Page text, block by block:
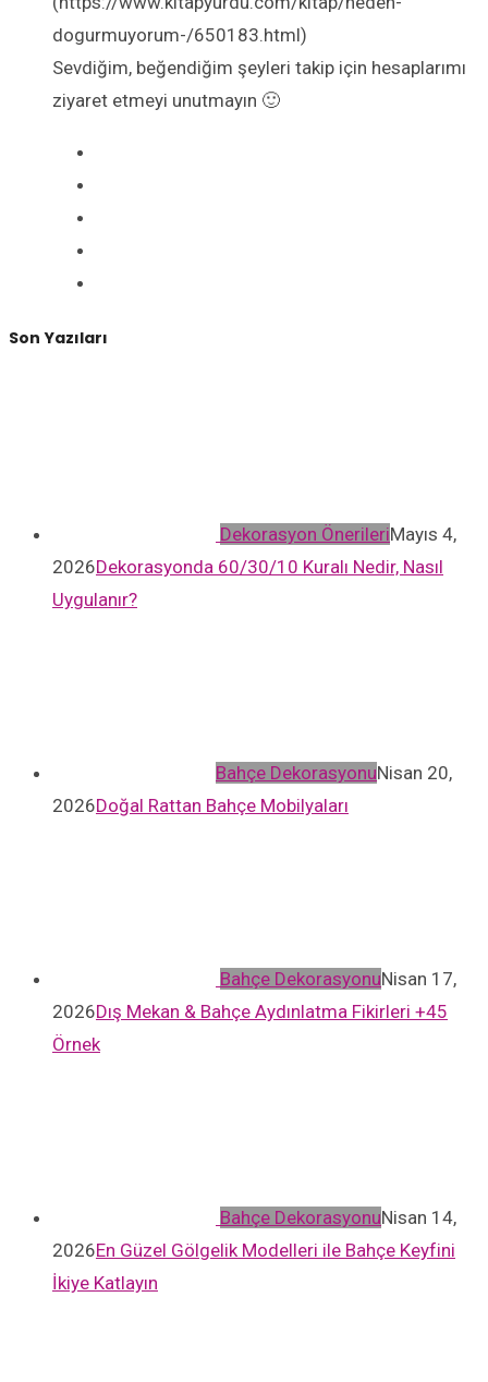
dogurmuyorum-/650183.html)
Sevdiğim, beğendiğim şeyleri takip için hesaplarımı
ziyaret etmeyi unutmayın 🙂
Son Yazıları
Dekorasyon ÖnerileriMayıs 4,
2026Dekorasyonda 60/30/10 Kuralı Nedir, Nasıl
Uygulanır?
Bahçe DekorasyonuNisan 20,
2026Doğal Rattan Bahçe Mobilyaları
Bahçe DekorasyonuNisan 17,
2026Dış Mekan & Bahçe Aydınlatma Fikirleri +45
Örnek
Bahçe DekorasyonuNisan 14,
2026En Güzel Gölgelik Modelleri ile Bahçe Keyfini
İkiye Katlayın